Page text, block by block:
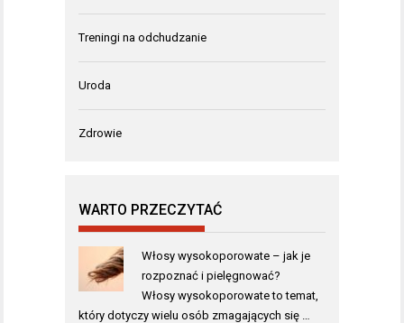
Treningi na odchudzanie
Uroda
Zdrowie
WARTO PRZECZYTAĆ
Włosy wysokoporowate – jak je
rozpoznać i pielęgnować?
Włosy wysokoporowate to temat,
który dotyczy wielu osób zmagających się …